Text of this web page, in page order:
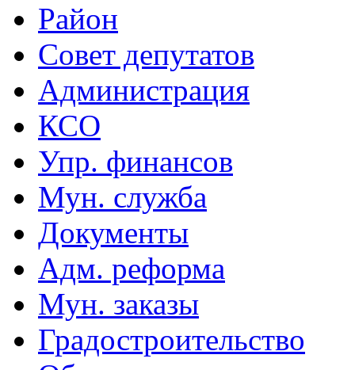
Район
Совет депутатов
Администрация
КСО
Упр. финансов
Мун. служба
Документы
Адм. реформа
Мун. заказы
Градостроительство